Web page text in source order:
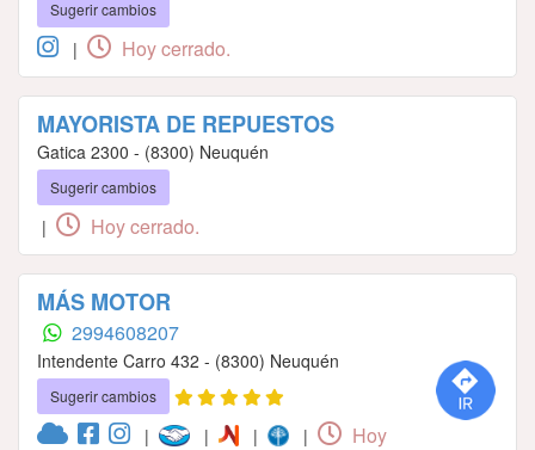
Sugerir cambios
| Hoy cerrado.
MAYORISTA DE REPUESTOS
Gatica 2300 - (8300) Neuquén
Sugerir cambios
| Hoy cerrado.
MÁS MOTOR
2994608207
Intendente Carro 432 - (8300) Neuquén
Sugerir cambios
| | | |
Hoy